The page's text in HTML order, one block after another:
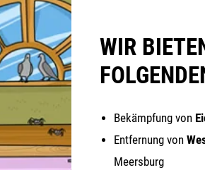
WIR
Bekämp­fung von
Ent­fer­nung von
Meersburg